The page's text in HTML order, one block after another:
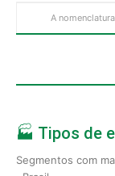
A
🏭 Tipos de
Segmentos com